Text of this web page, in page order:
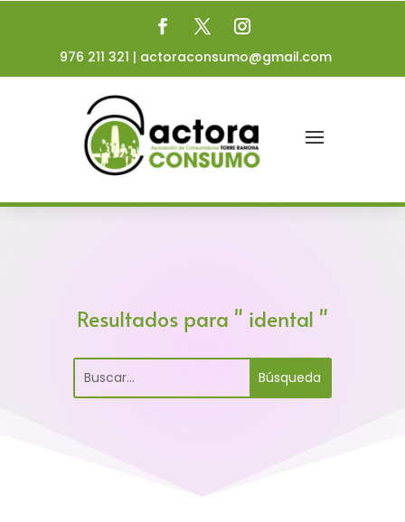
976 211 321 | actoraconsumo@gmail.com
Resultados para " idental "